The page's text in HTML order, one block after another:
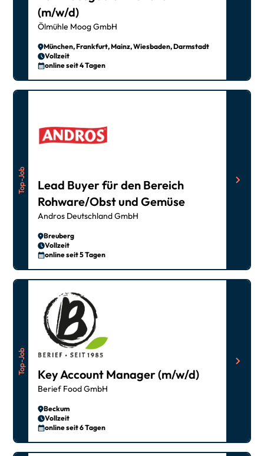
(m/w/d)
Ölmühle Moog GmbH
München, Frankfurt, Mainz, Wiesbaden, Darmstadt
Vollzeit
online seit 4 Tagen
Top-Job
Lead Buyer für den Bereich
Rohware/Obst und Gemüse
Andros Deutschland GmbH
Breuberg
Vollzeit
online seit 5 Tagen
Top-Job Key Account Manager (m/w/d)
Berief Food GmbH
Beckum
Vollzeit
online seit 6 Tagen